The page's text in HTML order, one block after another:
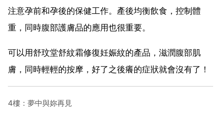
注意孕前和孕後的保健工作。產後均衡飲食，控制體
重，同時腹部護膚品的應用也很重要。
可以用舒玟堂舒紋霜修復妊娠紋的產品，滋潤腹部肌
膚，同時輕輕的按摩，好了之後癢的症狀就會沒有了！
4樓：夢中與妳再見